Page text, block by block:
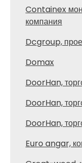
Containex
компания
Dcgroup,
Domax
DoorHan,
DoorHan,
DoorHan,
Euro angar,